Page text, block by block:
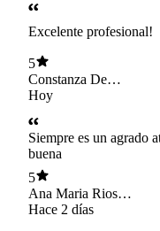
Excelente profesional!
5
Constanza De
Tezanos Pinto
Hoy
Siempre es un agrado atenderse con ella, muy
buena
5
Ana Maria Rios
Gonzalez
Hace 2 días